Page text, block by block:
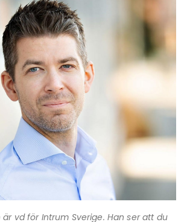
är vd för Intrum Sverige. Han ser att du